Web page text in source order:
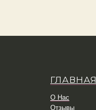
ГЛАВНАЯ
О Нас
Отзывы